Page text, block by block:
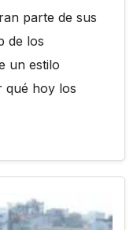
parte de sus
de los
un estilo
qué hoy los